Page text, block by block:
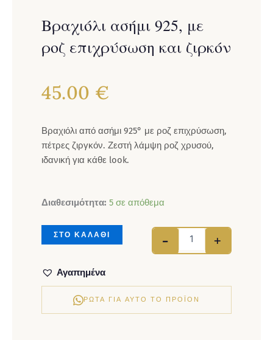
Βραχιόλι ασήμι 925, με
ροζ επιχρύσωση και ζιρκόν
45.00 €
Βραχιόλι από ασήμι 925° με ροζ επιχρύσωση,
πέτρες ζιργκόν. Ζεστή λάμψη ροζ χρυσού,
ιδανική για κάθε look.
Διαθεσιμότητα: 5 σε απόθεμα
- +
ΣΤΟ ΚΑΛΑΘΙ
Αγαπημένα
ΡΏΤΑ ΓΙΑ ΑΥΤΌ ΤΟ ΠΡΟΪΌΝ